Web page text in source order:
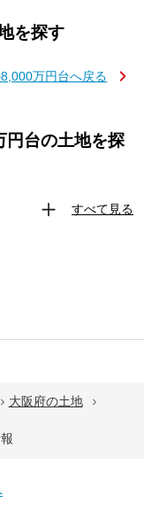
を探す
万円台へ戻る
円台の土地を探
すべて見る
大阪府の土地